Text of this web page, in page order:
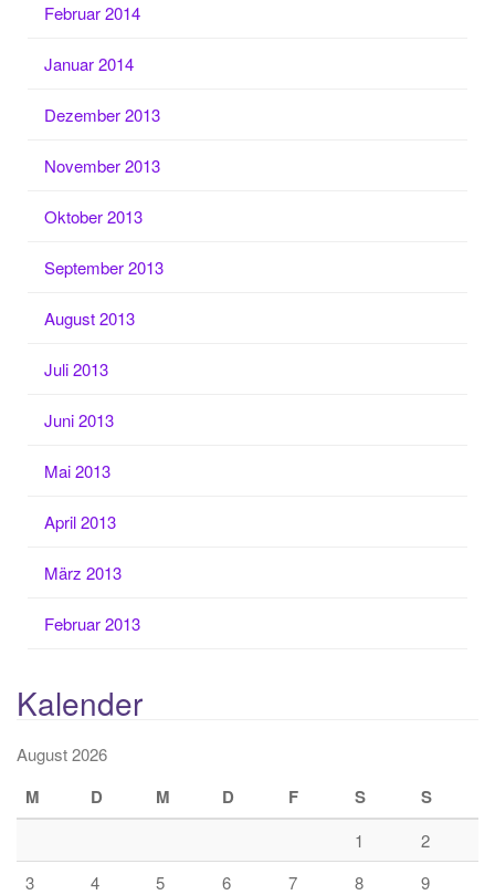
Februar 2014
Januar 2014
Dezember 2013
November 2013
Oktober 2013
September 2013
August 2013
Juli 2013
Juni 2013
Mai 2013
April 2013
März 2013
Februar 2013
Kalender
August 2026
M D M D F S S
1
2
3
4 5 6 7 8
9